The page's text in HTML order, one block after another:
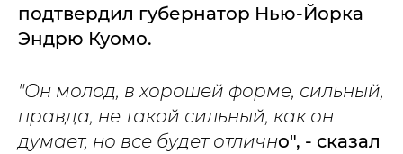
подтвердил губернатор Нью-Йорка
Эндрю Куомо.
"Он молод, в хорошей форме, сильный,
правда, не такой сильный, как он
думает, но все будет отлично", - сказал